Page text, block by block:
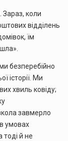
Зараз, коли
відділень
їм
безперебійно
історії. Ми
хвиль ковіду;
завмерло
умовах
й не